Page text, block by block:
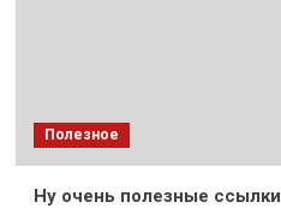
Полезное
Ну очень полезные ссылки